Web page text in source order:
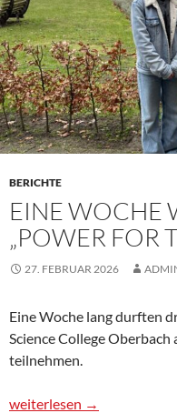
BERICHTE
EINE WOCHE
„POWER FOR
27. FEBRUAR 2026
Eine Woche lang durften
Science College
teilnehmen.
Eine Woche wie an der
weiterlesen →